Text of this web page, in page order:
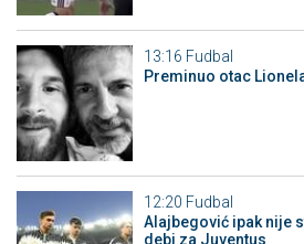
13:16 Fudbal
Preminuo otac
12:20 Fudbal
Alajbegović ipak nije
debi za Juventus